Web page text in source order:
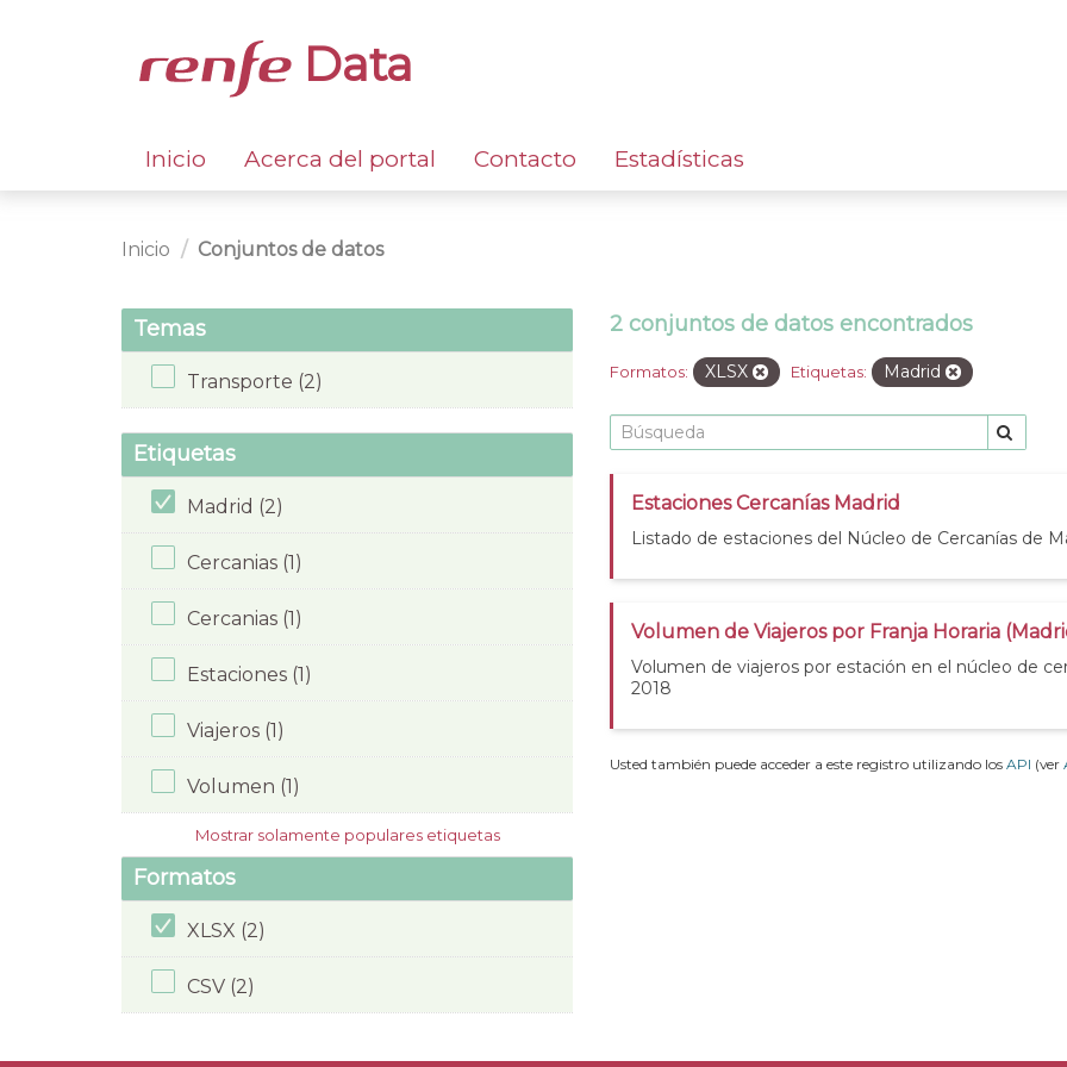
Data
Inicio Acerca del portal Contacto Estadísticas
Inicio Conjuntos de datos
Temas
Transporte (2)
Etiquetas
Madrid (2)
Cercanias (1)
Cercanias (1)
Estaciones (1)
Viajeros (1)
Volumen (1)
Mostrar solamente populares etiquetas
Formatos
XLSX (2)
CSV (2)
2 conjuntos de datos encontrados
Formatos: XLSX Etiquetas: Madrid
Estaciones Cercanías Madrid
Listado de estaciones del Núcleo de Cercanías de
Volumen de Viajeros por Franja Horaria
Volumen de viajeros por estación en el núcleo de
2018
Usted también puede acceder a este registro utilizando los API (ver